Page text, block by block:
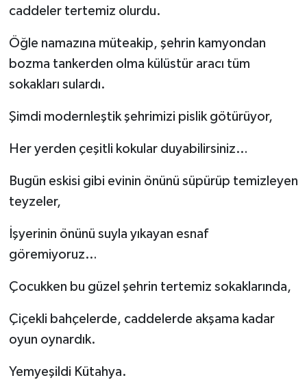
caddeler tertemiz olurdu.
Öğle namazına müteakip, şehrin kamyondan
bozma tankerden olma külüstür aracı tüm
sokakları sulardı.
Şimdi modernleştik şehrimizi pislik götürüyor,
Her yerden çeşitli kokular duyabilirsiniz…
Bugün eskisi gibi evinin önünü süpürüp temizleyen
teyzeler,
İşyerinin önünü suyla yıkayan esnaf
göremiyoruz…
Çocukken bu güzel şehrin tertemiz sokaklarında,
Çiçekli bahçelerde, caddelerde akşama kadar
oyun oynardık.
Yemyeşildi Kütahya.